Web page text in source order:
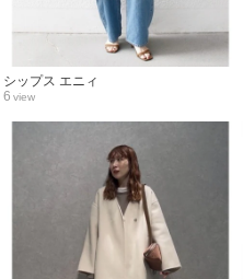
6 view
シップス エニィ